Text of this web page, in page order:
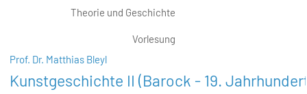
Theorie und Geschichte
Vorlesung
Prof. Dr. Matthias Bleyl
Kunstgeschichte II (Barock - 19.